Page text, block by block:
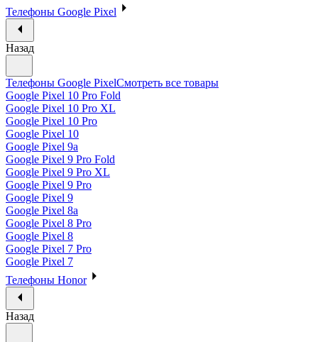
Телефоны Google Pixel
Назад
Телефоны Google PixelСмотреть все товары
Google Pixel 10 Pro Fold
Google Pixel 10 Pro XL
Google Pixel 10 Pro
Google Pixel 10
Google Pixel 9a
Google Pixel 9 Pro Fold
Google Pixel 9 Pro XL
Google Pixel 9 Pro
Google Pixel 9
Google Pixel 8a
Google Pixel 8 Pro
Google Pixel 8
Google Pixel 7 Pro
Google Pixel 7
Телефоны Honor
Назад